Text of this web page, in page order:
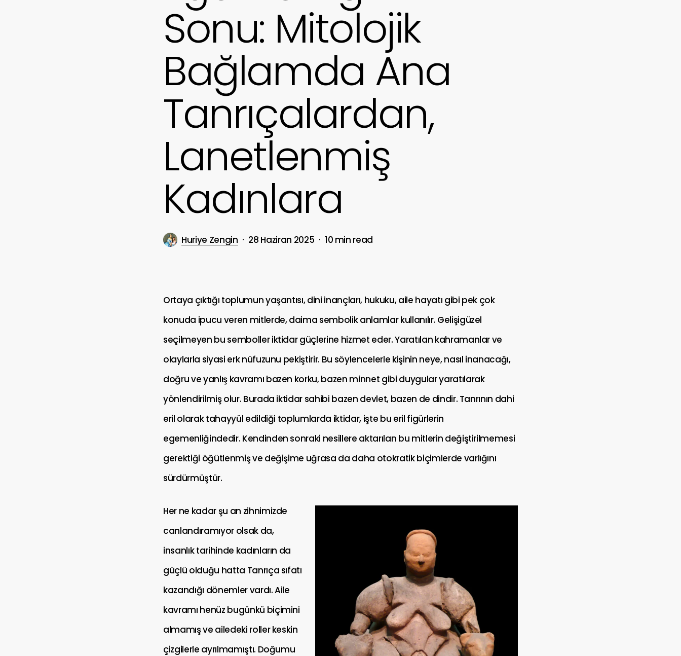
Sonu: Mitolojik
Bağlamda Ana
Tanrıçalardan,
Lanetlenmiş
Kadınlara
Huriye Zengin 28 Haziran 2025 10 min read
Ortaya çıktığı toplumun yaşantısı, dini inançları, hukuku, aile hayatı gibi pek çok
konuda ipucu veren mitlerde, daima sembolik anlamlar kullanılır. Gelişigüzel
seçilmeyen bu semboller iktidar güçlerine hizmet eder. Yaratılan kahramanlar ve
olaylarla siyasi erk nüfuzunu pekiştirir. Bu söylencelerle kişinin neye, nasıl inanacağı,
doğru ve yanlış kavramı bazen korku, bazen minnet gibi duygular yaratılarak
yönlendirilmiş olur. Burada iktidar sahibi bazen devlet, bazen de dindir. Tanrının dahi
eril olarak tahayyül edildiği toplumlarda iktidar, işte bu eril figürlerin
egemenliğindedir. Kendinden sonraki nesillere aktarılan bu mitlerin değiştirilmemesi
gerektiği öğütlenmiş ve değişime uğrasa da daha otokratik biçimlerde varlığını
sürdürmüştür.
Her ne kadar şu an zihnimizde
canlandıramıyor olsak da,
insanlık tarihinde kadınların da
güçlü olduğu hatta Tanrıça sıfatı
kazandığı dönemler vardı. Aile
kavramı henüz bugünkü biçimini
almamış ve ailedeki roller keskin
çizgilerle ayrılmamıştı. Doğumu